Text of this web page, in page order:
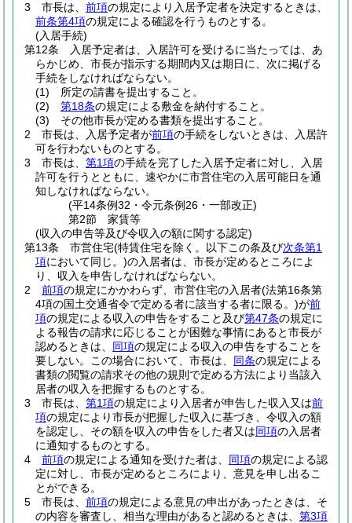
3
市長は、 前項の規定により入居予定者を決定するときは、
前条第4項の規定による確認を行うものとする。
(入居手続)
第12条
入居予定者は、入居許可を受けるに当たっては、あ
らかじめ、市長が指示する期間内又は期日に、次に掲げる
手続をしなければならない。
(1)
所定の請書を提出すること。
(2)
第18条の規定による敷金を納付すること。
(3)
その他市長が定める書類を提出すること。
2
市長は、入居予定者が前項の手続をしないときは、入居許
可を行わないものとする。
3
市長は、 第1項の手続を完了した入居予定者に対し、入居
許可を行うとともに、速やかに市営住宅の入居可能日を通
知しなければならない。
(平14条例32・令元条例26・一部改正)
第2節
家賃等
(収入の申告等及び令収入の額に関する認定)
第13条
市営住宅(特賃住宅を除く。以下この条及び次条第1
項において同じ。)の入居者は、市長が定めるところによ
り、収入を申告しなければならない。
2
前項の規定にかかわらず、市営住宅の入居者(法第16条第
4項の国土交通省令で定める者に該当する者に限る。)が前
項の規定による収入の申告をすること及び第47条の規定に
よる報告の請求に応じることが困難な事情にあると市長が
認めるときは、 同項の規定による収入の申告をすることを
要しない。
この場合において、市長は、 同条の規定による
書類の閲覧の請求その他の規則で定める方法により当該入
居者の収入を把握するものとする。
3
市長は、 第1項の規定により入居者が申告した収入又は前
項の規定により市長が把握した収入に基づき、令収入の額
を認定し、その額を収入の申告をした者又は同項の入居者
に通知するものとする。
4
前項の規定による通知を受けた者は、 同項の規定による認
定に対し、市長が定めるところにより、意見を申し出るこ
とができる。
5
市長は、 前項の規定による意見の申出があったときは、そ
の内容を審査し、相当な理由があると認めるときは、 第3項